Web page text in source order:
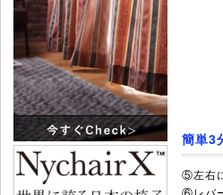
簡単3
⑤左右